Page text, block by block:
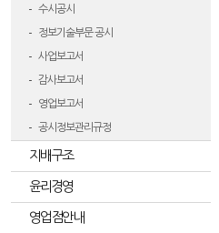
수시공시
정보기술부문 공시
사업보고서
감사보고서
영업보고서
공시정보관리규정
지배구조
윤리경영
영업점안내